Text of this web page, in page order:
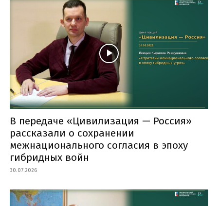
В передаче «Цивилизация — Россия»
рассказали о сохранении
межнационального согласия в эпоху
гибридных войн
30.07.2026